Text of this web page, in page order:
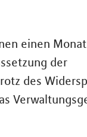
einen
der
des